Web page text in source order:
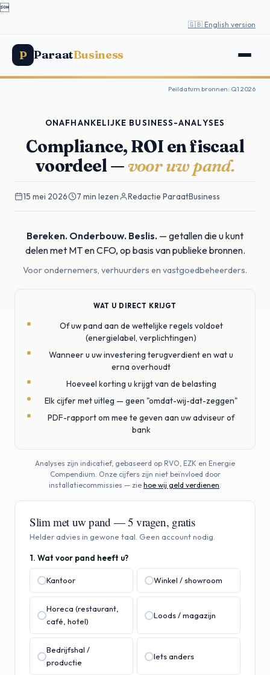

🇬🇧 English version
P ParaatBusiness
Peildatum bronnen: Q1 2026
ONAFHANKELIJKE BUSINESS-ANALYSES
Compliance, ROI en fiscaal
voordeel —voor uw pand.
15 mei 2026· 7 min lezen· Redactie ParaatBusiness
Bereken. Onderbouw. Beslis. — getallen die u kunt
delen met MT en CFO, op basis van publieke bronnen.
Voor ondernemers, verhuurders en vastgoedbeheerders.
WAT U DIRECT KRIJGT
Of uw pand aan de wettelijke regels voldoet
(energielabel, verplichtingen)
Wanneer u uw investering terugverdient en wat u
erna overhoudt
Hoeveel korting u krijgt van de belasting
Elk cijfer met uitleg — geen "omdat-wij-dat-zeggen"
PDF-rapport om mee te geven aan uw adviseur of
bank
Analyses zijn indicatief, gebaseerd op RVO, EZK en Energie
Compendium. Onze cijfers zijn niet beïnvloed door
installatiecommissies — zie hoe wij geld verdienen.
Slim met uw pand — 5 vragen, gratis
Helder advies in gewone taal. Geen account nodig.
1. Wat voor pand heeft u?
Kantoor Winkel / showroom
Horeca (restaurant,
café, hotel)
Loods / magazijn
Bedrijfshal /
productie
Iets anders